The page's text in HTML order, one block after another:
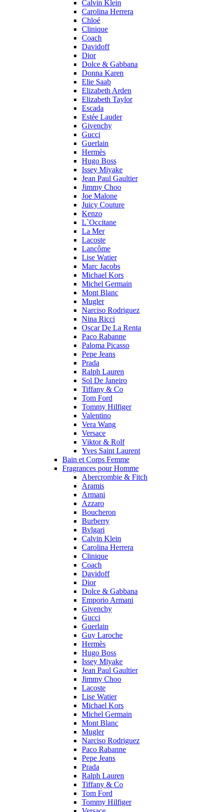
Calvin Klein
Carolina Herrera
Chloé
Clinique
Coach
Davidoff
Dior
Dolce & Gabbana
Donna Karen
Elie Saab
Elizabeth Arden
Elizabeth Taylor
Escada
Estée Lauder
Givenchy
Gucci
Guerlain
Hermès
Hugo Boss
Issey Miyake
Jean Paul Gaultier
Jimmy Choo
Joe Malone
Juicy Couture
Kenzo
L`Occitane
La Mer
Lacoste
Lancôme
Lise Watier
Marc Jacobs
Michael Kors
Michel Germain
Mont Blanc
Mugler
Narciso Rodriguez
Nina Ricci
Oscar De La Renta
Paco Rabanne
Paloma Picasso
Pepe Jeans
Prada
Ralph Lauren
Sol De Janeiro
Tiffany & Co
Tom Ford
Tommy Hilfiger
Valentino
Vera Wang
Versace
Viktor & Rolf
Yves Saint Laurent
Bain et Corps Femme
Fragrances pour Homme
Abercrombie & Fitch
Aramis
Armani
Azzaro
Boucheron
Burberry
Bvlgari
Calvin Klein
Carolina Herrera
Clinique
Coach
Davidoff
Dior
Dolce & Gabbana
Emporio Armani
Givenchy
Gucci
Guerlain
Guy Laroche
Hermès
Hugo Boss
Issey Miyake
Jean Paul Gaultier
Jimmy Choo
Lacoste
Lise Watier
Michael Kors
Michel Germain
Mont Blanc
Mugler
Narciso Rodriguez
Paco Rabanne
Pepe Jeans
Prada
Ralph Lauren
Tiffany & Co
Tom Ford
Tommy Hilfiger